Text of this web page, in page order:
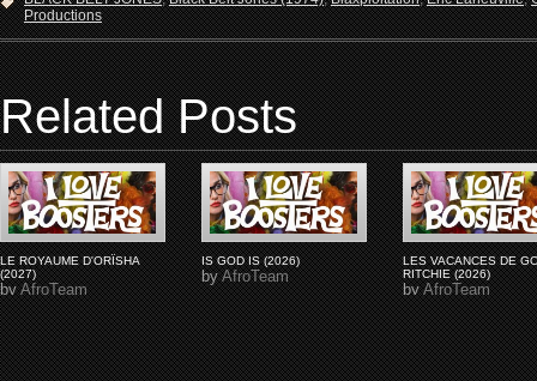
Productions
Related Posts
LE ROYAUME D'ORÏSHA
(2027)
byAfroTeam
IS GOD IS (2026)
byAfroTeam
LES VACANCES DE
RITCHIE (2026)
byAfroTeam